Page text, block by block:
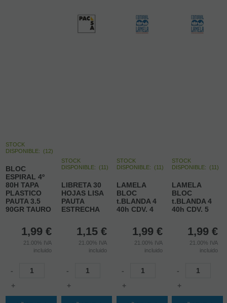
STOCK
DISPONIBLE: (12)
BLOC
ESPIRAL 4º
80H TAPA
PLASTICO
PAUTA 3.5
90GR TAURO
1,99 €
21.00% IVA
incluido
-
+
STOCK
DISPONIBLE:
(11)
LIBRETA 30
HOJAS LISA
PAUTA
ESTRECHA
1,15 €
21.00% IVA
incluido
-
+
STOCK
DISPONIBLE: (11)
LAMELA
BLOC
t.BLANDA 4
40h CDV. 4
1,99 €
21.00% IVA
incluido
-
+
STOCK
DISPONIBLE: (11)
LAMELA
BLOC
t.BLANDA 4
40h CDV. 5
1,99 €
21.00% IVA
incluido
-
+